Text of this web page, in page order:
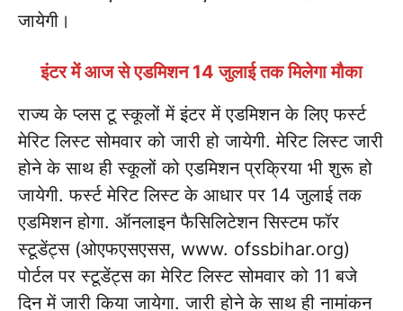
जायेगी।
इंटर में आज से एडमिशन 14 जुलाई तक मिलेगा मौका
राज्य के प्लस टू स्कूलों में इंटर में एडमिशन के लिए फर्स्ट
मेरिट लिस्ट सोमवार को जारी हो जायेगी. मेरिट लिस्ट जारी
होने के साथ ही स्कूलों को एडमिशन प्रक्रिया भी शुरू हो
जायेगी. फर्स्ट मेरिट लिस्ट के आधार पर 14 जुलाई तक
एडमिशन होगा. ऑनलाइन फैसिलिटेशन सिस्टम फॉर
स्टूडेंट्स (ओएफएसएसस, www. ofssbihar.org)
पोर्टल पर स्टूडेंट्स का मेरिट लिस्ट सोमवार को 11 बजे
दिन में जारी किया जायेगा. जारी होने के साथ ही नामांकन